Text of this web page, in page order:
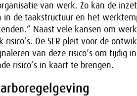
van werk. Zo kan de
de taakstructuur en het
Naast vele kansen om
De SER pleit voor de
van deze risico’s om tijdig
risico’s in kaart te brengen.